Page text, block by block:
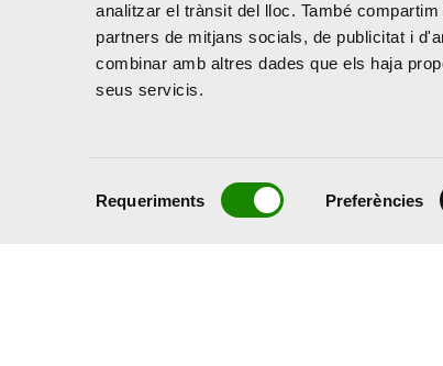
analitzar el trànsit del lloc. També
partners de mitjans socials, de publicitat i
combinar amb altres dades que els haja
seus servicis.
de
Requeriments Preferències